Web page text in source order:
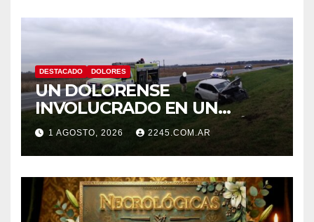
DESTACADO DOLORES
UN DOLORENSE
INVOLUCRADO EN UN
SINIESTRO QUE TERMINÓ
CON DESPISTE Y VUELCO
1 AGOSTO, 2026 2245.COM.AR